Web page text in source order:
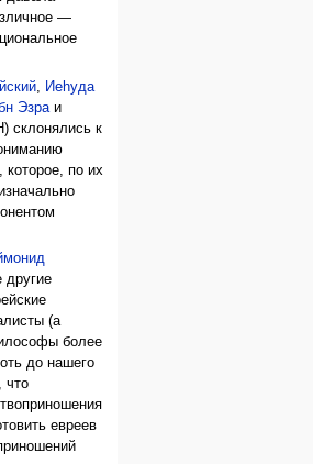
—
, Иеhуда
Эзраи
склонялись к
которое, по их
(а
более
до нашего
что
евреев